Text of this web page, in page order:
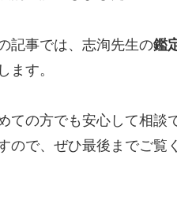
記事では、志洵先生の鑑
ます。
ての方でも安心して相談
ので、ぜひ最後までご覧